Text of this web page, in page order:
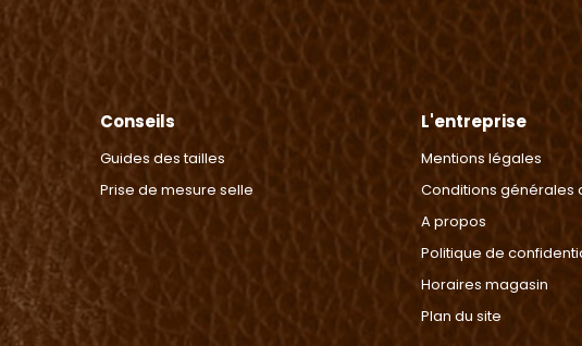
Conseils
Guides des tailles
Prise de mesure selle
L'entreprise
Mentions légales
Conditions générales
A propos
Politique de
Horaires magasin
Plan du site